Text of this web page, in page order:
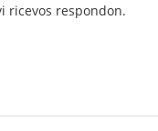
ricevos respondon.